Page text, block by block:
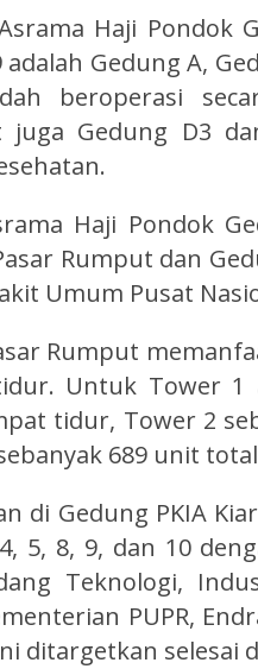
Haji Pondok
adalah Gedung A,
beroperasi
juga Gedung D3
Haji Pondok
Rumput dan
Umum Pusat
Rumput
Untuk Tower 1
tidur, Tower 2
689 unit
di Gedung PKIA
5, 8, 9, dan 10
Teknologi,
PUPR,
ditargetkan selesai